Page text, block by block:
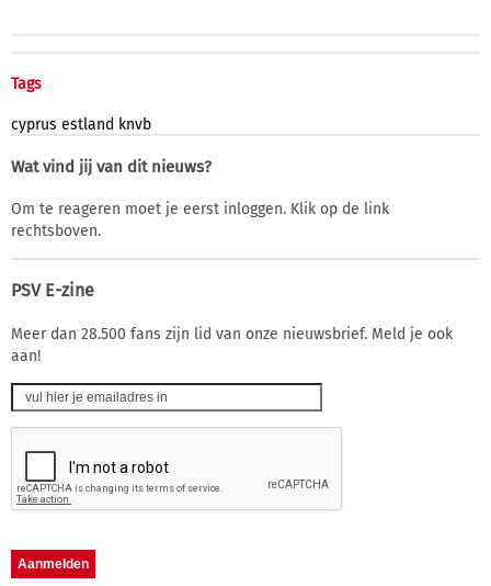
Tags
cyprus estland knvb
Wat vind jij van dit nieuws?
Om te reageren moet je eerst inloggen. Klik op de link
rechtsboven.
PSV E-zine
Meer dan 28.500 fans zijn lid van onze nieuwsbrief. Meld je ook
aan!